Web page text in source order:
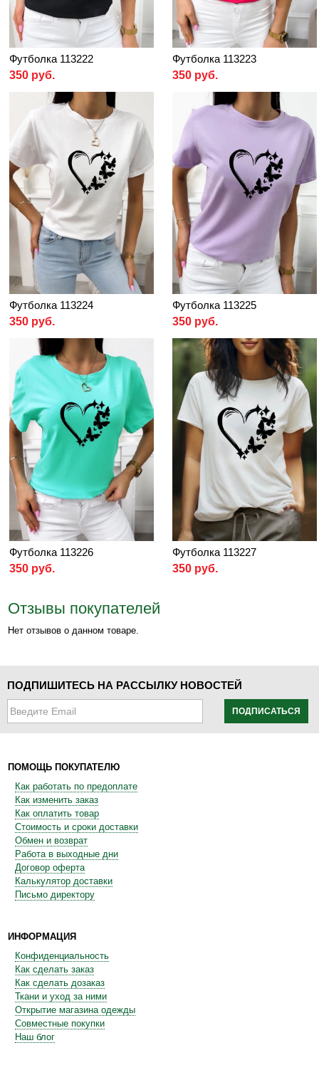
Футболка 113222
350 руб.
Футболка 113223
350 руб.
Футболка 113224
350 руб.
Футболка 113225
350 руб.
Футболка 113226
350 руб.
Футболка 113227
350 руб.
Отзывы покупателей
Нет отзывов о данном товаре.
ПОДПИШИТЕСЬ НА РАССЫЛКУ НОВОСТЕЙ
ПОДПИСАТЬСЯ
ПОМОЩЬ ПОКУПАТЕЛЮ
Как работать по предоплате
Как изменить заказ
Как оплатить товар
Стоимость и сроки доставки
Обмен и возврат
Работа в выходные дни
Договор оферта
Калькулятор доставки
Письмо директору
ИНФОРМАЦИЯ
Конфиденциальность
Как сделать заказ
Как сделать дозаказ
Ткани и уход за ними
Открытие магазина одежды
Совместные покупки
Наш блог